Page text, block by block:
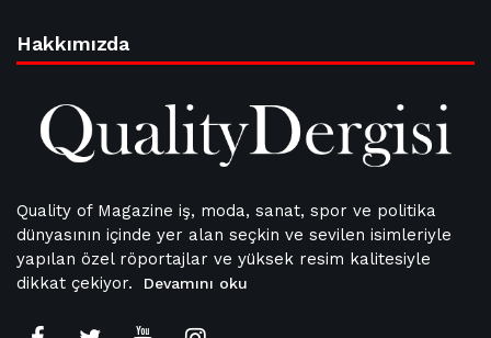
Hakkımızda
Quality of Magazine iş, moda, sanat, spor ve politika
dünyasının içinde yer alan seçkin ve sevilen isimleriyle
yapılan özel röportajlar ve yüksek resim kalitesiyle
dikkat çekiyor.
Devamını oku